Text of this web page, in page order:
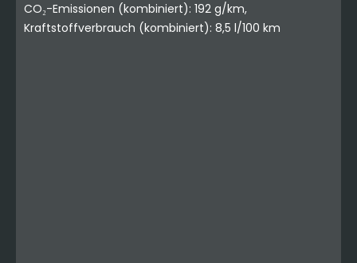
CO₂-Emissionen (kombiniert): 192 g/km,
Kraftstoffverbrauch (kombiniert): 8,5 l/100 km